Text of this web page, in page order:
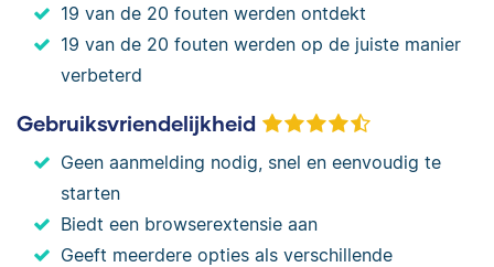
19 van de 20 fouten werden ontdekt
19 van de 20 fouten werden op de juiste manier
verbeterd
Gebruiksvriendelijkheid
Geen aanmelding nodig, snel en eenvoudig te
starten
Biedt een browserextensie aan
Geeft meerdere opties als verschillende